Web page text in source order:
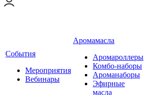
События
Мероприятия
Вебинары
Аромамасла
Аромароллеры
Комбо-наборы
Ароманаборы
Эфирные
масла